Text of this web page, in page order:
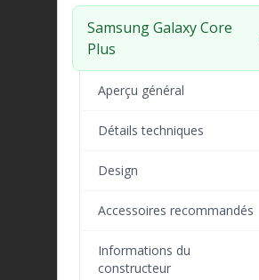
Samsung Galaxy Core
Plus
Aperçu général
Détails techniques
Design
Accessoires recommandés
Informations du
constructeur